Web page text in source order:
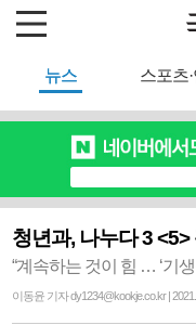
뉴스 스포츠·
청년과, 나누다 3
“계속하는 것이 힘 … ‘기
이동윤 기자 dy1234@kookje.co.kr |